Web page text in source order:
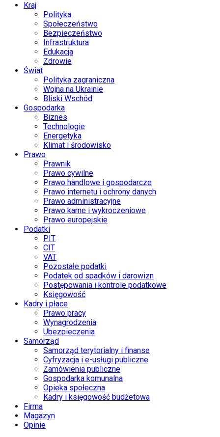
Kraj
Polityka
Społeczeństwo
Bezpieczeństwo
Infrastruktura
Edukacja
Zdrowie
Świat
Polityka zagraniczna
Wojna na Ukrainie
Bliski Wschód
Gospodarka
Biznes
Technologie
Energetyka
Klimat i środowisko
Prawo
Prawnik
Prawo cywilne
Prawo handlowe i gospodarcze
Prawo internetu i ochrony danych
Prawo administracyjne
Prawo karne i wykroczeniowe
Prawo europejskie
Podatki
PIT
CIT
VAT
Pozostałe podatki
Podatek od spadków i darowizn
Postępowania i kontrole podatkowe
Księgowość
Kadry i płace
Prawo pracy
Wynagrodzenia
Ubezpieczenia
Samorząd
Samorząd terytorialny i finanse
Cyfryzacja i e-usługi publiczne
Zamówienia publiczne
Gospodarka komunalna
Opieka społeczna
Kadry i księgowość budżetowa
Firma
Magazyn
Opinie